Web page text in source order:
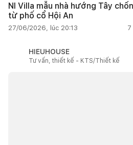
NI Villa mẫu nhà hướng Tây
từ phố cổ Hội An
27/06/2026, lúc 20:13 7
HIEUHOUSE
Tư vấn, thiết kế - KTS/Thiết kế